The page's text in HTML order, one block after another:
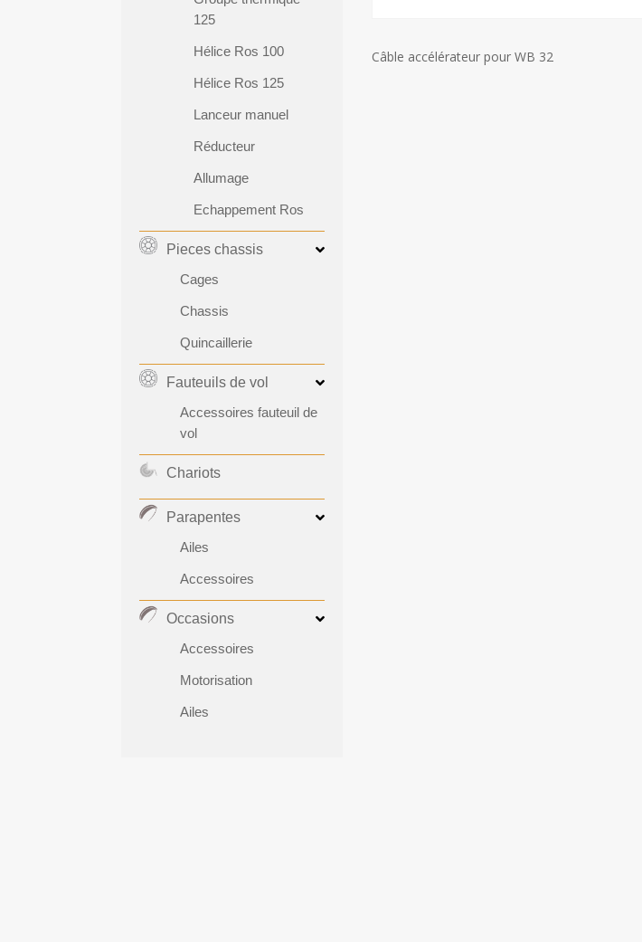
125
Hélice Ros 100
Hélice Ros 125
Lanceur manuel
Réducteur
Allumage
Echappement Ros
Pieces chassis
Cages
Chassis
Quincaillerie
Fauteuils de vol
Accessoires fauteuil de
vol
Chariots
Parapentes
Ailes
Accessoires
Occasions
Accessoires
Motorisation
Ailes
Câble accélérateur pour WB 32